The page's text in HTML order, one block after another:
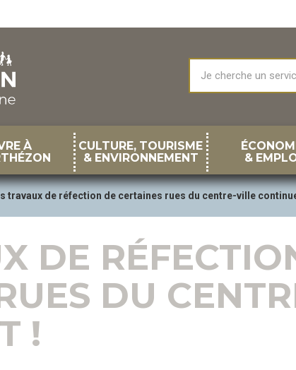
À
CULTURE, TOURISME
& ENVIRONNEMENT
&
travaux de réfection de certaines rues du centre-ville
DE
DU
!